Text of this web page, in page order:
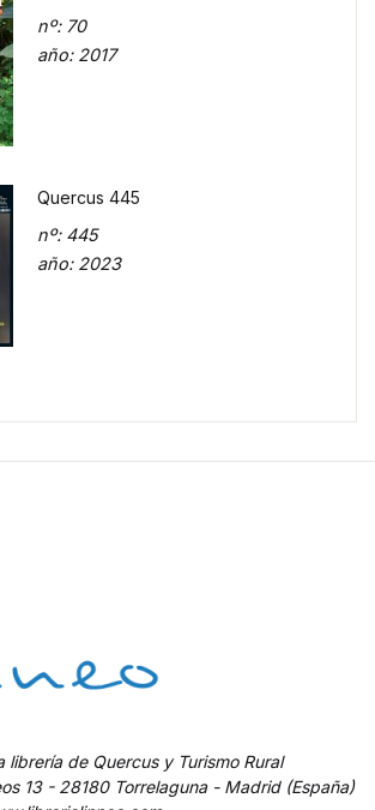
nº: 70
año: 2017
Quercus 445
nº: 445
año: 2023
librería de Quercus y Turismo Rural
13 - 28180 Torrelaguna - Madrid (España)